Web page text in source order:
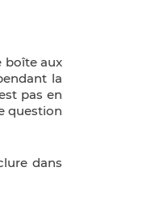
boîte aux
la
pas en
question
dans